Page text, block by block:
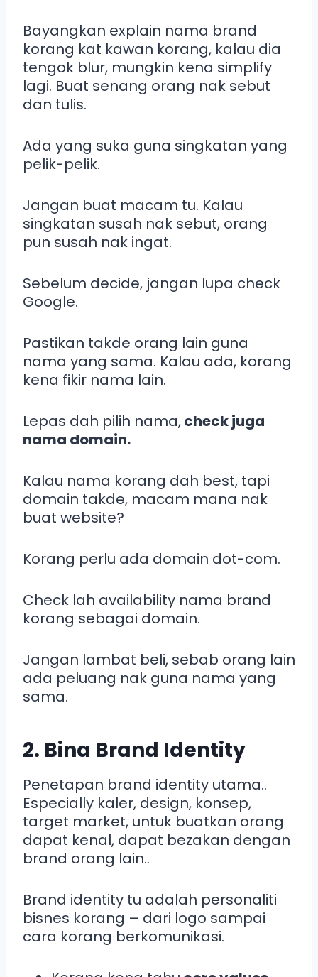
Bayangkan explain nama brand
korang kat kawan korang, kalau dia
tengok blur, mungkin kena simplify
lagi. Buat senang orang nak sebut
dan tulis.
Ada yang suka guna singkatan yang
pelik-pelik.
Jangan buat macam tu. Kalau
singkatan susah nak sebut, orang
pun susah nak ingat.
Sebelum decide, jangan lupa check
Google.
Pastikan takde orang lain guna
nama yang sama. Kalau ada, korang
kena fikir nama lain.
Lepas dah pilih nama,check juga
nama domain.
Kalau nama korang dah best, tapi
domain takde, macam mana nak
buat website?
Korang perlu ada domain dot-com.
Check lah availability nama brand
korang sebagai domain.
Jangan lambat beli, sebab orang lain
ada peluang nak guna nama yang
sama.
2. Bina Brand Identity
Penetapan brand identity utama..
Especially kaler, design, konsep,
target market, untuk buatkan orang
dapat kenal, dapat bezakan dengan
brand orang lain..
Brand identity tu adalah personaliti
bisnes korang – dari logo sampai
cara korang berkomunikasi.